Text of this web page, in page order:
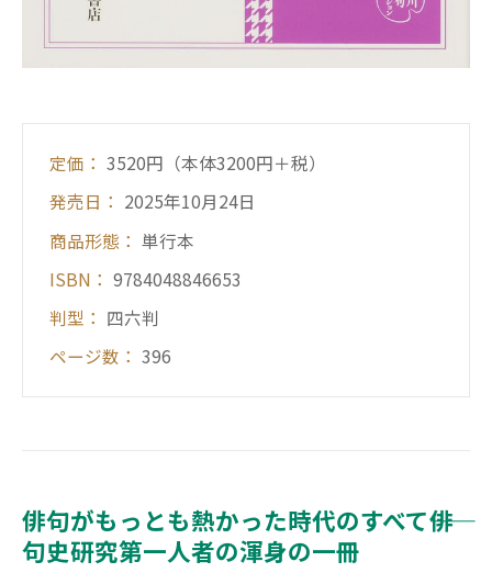
定価： 3520円（本体3200円＋税）
発売日： 2025年10月24日
商品形態： 単行本
ISBN： 9784048846653
判型： 四六判
ページ数： 396
俳句がもっとも熱かった時代のすべて――俳
句史研究第一人者の渾身の一冊